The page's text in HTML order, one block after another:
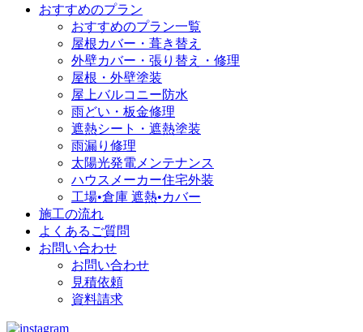
おすすめのプラン
おすすめのプラン一覧
屋根カバー・葺き替え
外壁カバー・張り替え・修理
屋根・外壁塗装
屋上バルコニー防水
雨どい・板金修理
遮熱シート・遮熱塗装
雨漏り修理
太陽光発電メンテナンス
ハウスメーカー住宅外装
工場•倉庫 遮熱•カバー
施工の流れ
よくあるご質問
お問い合わせ
お問い合わせ
見積依頼
資料請求